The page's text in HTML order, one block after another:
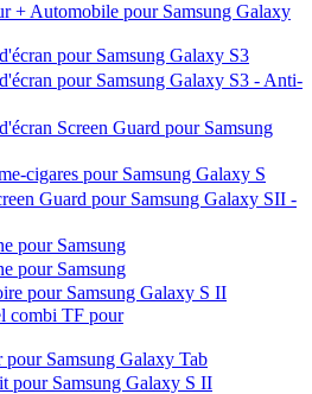
+ Automobile pour Samsung Galaxy
pour Samsung Galaxy S3
pour Samsung Galaxy S3 - Anti-
Screen Guard pour Samsung
cigares pour Samsung Galaxy S
Guard pour Samsung Galaxy SII -
pour Samsung
pour Samsung
pour Samsung Galaxy S II
combi TF pour
Samsung Galaxy Tab
pour Samsung Galaxy S II